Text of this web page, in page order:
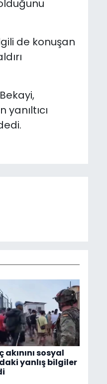
de konuşan
akınını sosyal
yanlış bilgiler